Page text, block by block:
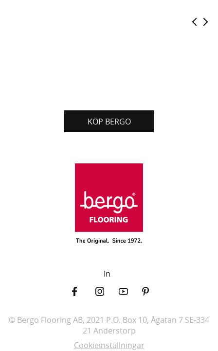
KÖP BERGO
In
© Bergo Flooring AB, 2021 P.O. Box 10, Ågatan 7 SE-334
21 Anderstorp
Cookieinställningar